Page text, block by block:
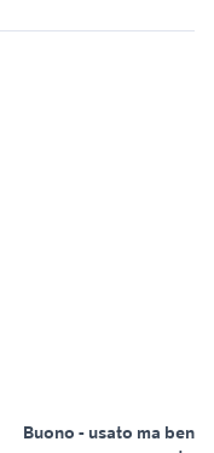
Buono - usato ma ben